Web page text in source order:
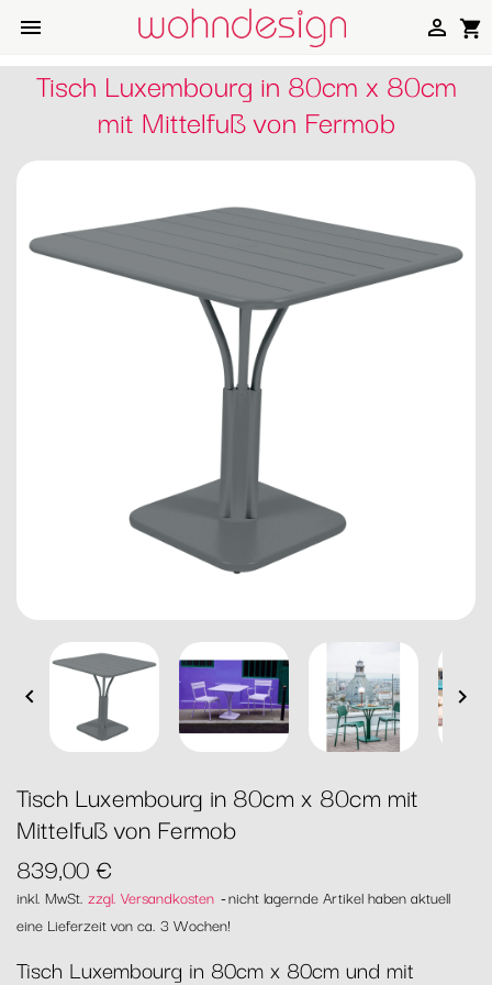
 shopping_cart

Tisch Luxembourg in 80cm x 80cm
mit Mittelfuß von Fermob
 
Tisch Luxembourg in 80cm x 80cm mit
Mittelfuß von Fermob
839,00 €
inkl. MwSt. zzgl. Versandkosten nicht lagernde Artikel haben aktuell
eine Lieferzeit von ca. 3 Wochen!
Tisch Luxembourg in 80cm x 80cm und mit